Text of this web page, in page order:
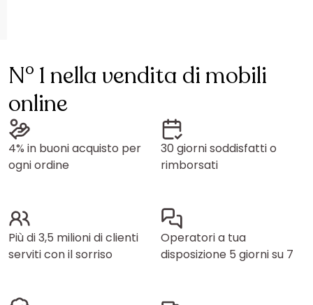
N° 1 nella vendita di mobili
online
4% in buoni acquisto per
ogni ordine
30 giorni soddisfatti o
rimborsati
Più di 3,5 milioni di clienti
serviti con il sorriso
Operatori a tua
disposizione 5 giorni su 7